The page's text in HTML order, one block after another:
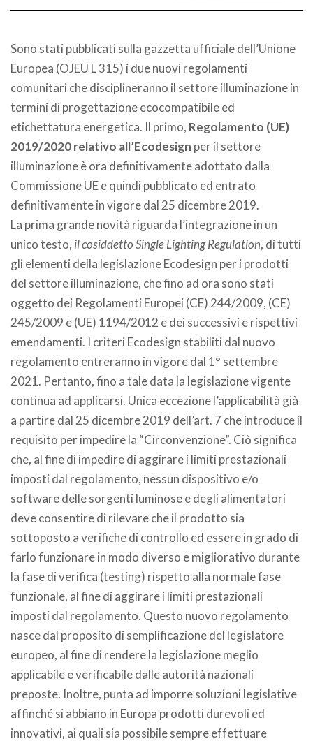
Sono stati pubblicati sulla gazzetta ufficiale dell’Unione
Europea (OJEU L 315) i due nuovi regolamenti
comunitari che disciplineranno il settore illuminazione in
termini di progettazione ecocompatibile ed
etichettatura energetica. Il primo, Regolamento (UE)
2019/2020 relativo all’Ecodesign per il settore
illuminazione è ora definitivamente adottato dalla
Commissione UE e quindi pubblicato ed entrato
definitivamente in vigore dal 25 dicembre 2019.
La prima grande novità riguarda l’integrazione in un
unico testo, il cosiddetto Single Lighting Regulation, di tutti
gli elementi della legislazione Ecodesign per i prodotti
del settore illuminazione, che fino ad ora sono stati
oggetto dei Regolamenti Europei (CE) 244/2009, (CE)
245/2009 e (UE) 1194/2012 e dei successivi e rispettivi
emendamenti. I criteri Ecodesign stabiliti dal nuovo
regolamento entreranno in vigore dal 1° settembre
2021. Pertanto, fino a tale data la legislazione vigente
continua ad applicarsi. Unica eccezione l’applicabilità già
a partire dal 25 dicembre 2019 dell’art. 7 che introduce il
requisito per impedire la “Circonvenzione”. Ciò significa
che, al fine di impedire di aggirare i limiti prestazionali
imposti dal regolamento, nessun dispositivo e/o
software delle sorgenti luminose e degli alimentatori
deve consentire di rilevare che il prodotto sia
sottoposto a verifiche di controllo ed essere in grado di
farlo funzionare in modo diverso e migliorativo durante
la fase di verifica (testing) rispetto alla normale fase
funzionale, al fine di aggirare i limiti prestazionali
imposti dal regolamento. Questo nuovo regolamento
nasce dal proposito di semplificazione del legislatore
europeo, al fine di rendere la legislazione meglio
applicabile e verificabile dalle autorità nazionali
preposte. Inoltre, punta ad imporre soluzioni legislative
affinché si abbiano in Europa prodotti durevoli ed
innovativi, ai quali sia possibile sempre effettuare